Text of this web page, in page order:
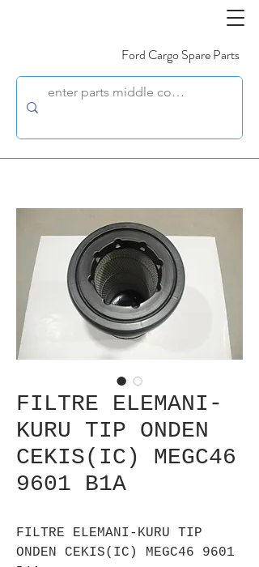
Ford Cargo Spare Parts
FILTRE ELEMANI-
KURU TIP ONDEN
CEKIS(IC) MEGC46
9601 B1A
FILTRE ELEMANI-KURU TIP
ONDEN CEKIS(IC) MEGC46 9601